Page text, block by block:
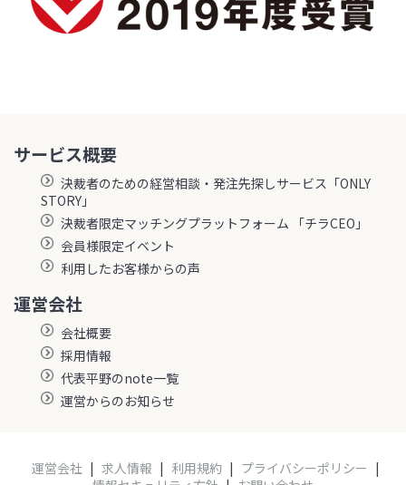
サービス概要
決裁者のための経営相談・発注先探しサービス「ONLY
STORY」
決裁者限定マッチングプラットフォーム 「チラCEO」
会員様限定イベント
利用したお客様からの声
運営会社
会社概要
採用情報
代表平野のnote一覧
運営からのお知らせ
運営会社 | 求人情報 | 利用規約 | プライバシーポリシー |